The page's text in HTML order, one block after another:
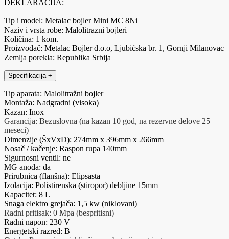
DEKLARACIJA:
Tip i model: Metalac bojler Mini MC 8Ni
Naziv i vrsta robe: Malolitrazni bojleri
Količina: 1 kom.
Proizvođač: Metalac Bojler d.o.o, Ljubićska br. 1, Gornji Milanovac
Zemlja porekla: Republika Srbija
Specifikacija +
Tip aparata: Malolitražni bojler
Montaža: Nadgradni (visoka)
Kazan: Inox
Garancija: Bezuslovna (na kazan 10 god, na rezervne delove 25
meseci)
Dimenzije (ŠxVxD): 274mm x 396mm x 266mm
Nosač / kačenje: Raspon rupa 140mm
Sigurnosni ventil: ne
MG anoda: da
Prirubnica (flanšna): Elipsasta
Izolacija: Polistirenska (stiropor) debljine 15mm
Kapacitet: 8 L
Snaga elektro grejača: 1,5 kw (niklovani)
Radni pritisak: 0 Mpa (bespritisni)
Radni napon: 230 V
Energetski razred: B